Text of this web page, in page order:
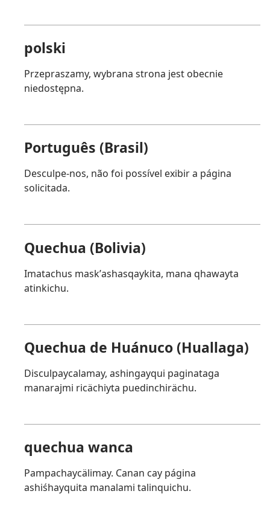
polski
Przepraszamy, wybrana strona jest obecnie
niedostępna.
Português (Brasil)
Desculpe-nos, não foi possível exibir a página
solicitada.
Quechua (Bolivia)
Imatachus maskʼashasqaykita, mana qhawayta
atinkichu.
Quechua de Huánuco (Huallaga)
Disculpaycalamay, ashingayqui paginataga
manarajmi ricächiyta puedinchirächu.
quechua wanca
Pampachaycälimay. Canan cay página
ashiśhayquita manalami talinquichu.